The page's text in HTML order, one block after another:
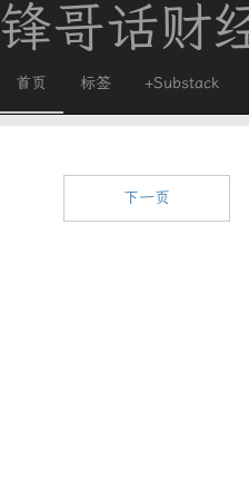
锋哥话财
首页 标签 +Substack
下一页